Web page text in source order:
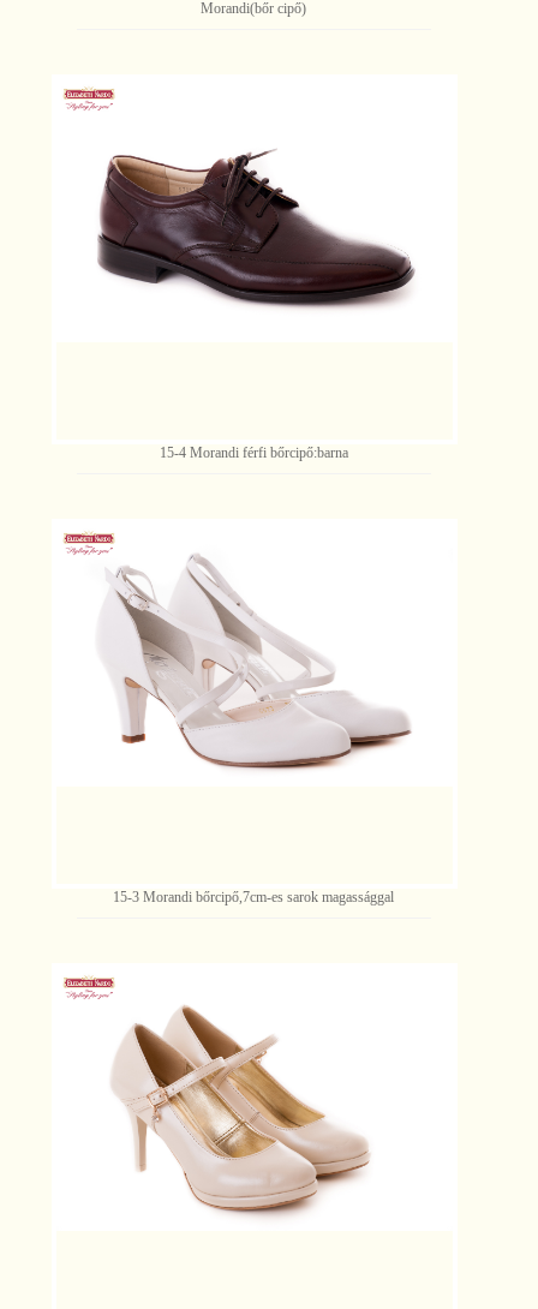
Morandi(bőr cipő)
15-4 Morandi férfi bőrcipő:barna
15-3 Morandi bőrcipő,7cm-es sarok magassággal